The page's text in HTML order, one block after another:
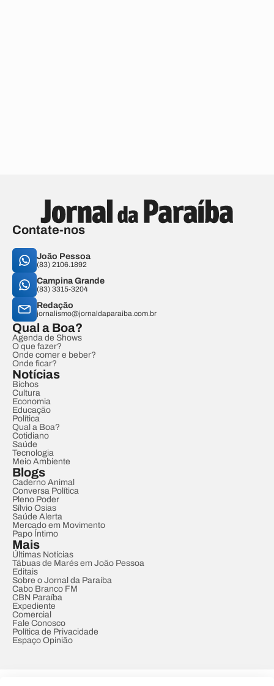
Contate-nos
João Pessoa
(83) 2106.1892
Campina Grande
(83) 3315-3204
Redação
jornalismo@jornaldaparaiba.com.br
Qual a Boa?
Agenda de Shows
O que fazer?
Onde comer e beber?
Onde ficar?
Notícias
Bichos
Cultura
Economia
Educação
Política
Qual a Boa?
Cotidiano
Saúde
Tecnologia
Meio Ambiente
Blogs
Caderno Animal
Conversa Política
Pleno Poder
Sílvio Osias
Saúde Alerta
Mercado em Movimento
Papo Íntimo
Mais
Últimas Notícias
Tábuas de Marés em João Pessoa
Editais
Sobre o Jornal da Paraíba
Cabo Branco FM
CBN Paraíba
Expediente
Comercial
Fale Conosco
Política de Privacidade
Espaço Opinião